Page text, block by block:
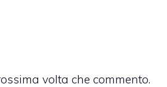
volta che commento.